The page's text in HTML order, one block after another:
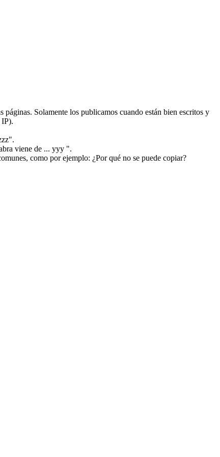
Solamente los publicamos cuando están bien escritos y
IP).
viene de ... yyy ".
como por ejemplo: ¿Por qué no se puede copiar?